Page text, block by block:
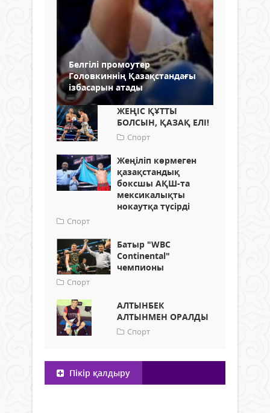
Белгілі промоутер
Головкиннің Қазақстандағы
ізбасарын атады
ЖЕҢІС ҚҰТТЫ
БОЛСЫН, ҚАЗАҚ ЕЛІ!
Спорт
Жеңіліп көрмеген
қазақстандық
боксшы АҚШ-та
мексикалықты
нокаутқа түсірді
Спорт
Батыр "WBC
Continental"
чемпионы
Спорт
АЛТЫНБЕК
АЛТЫНМЕН ОРАЛДЫ
Спорт
Пікір қалдыру